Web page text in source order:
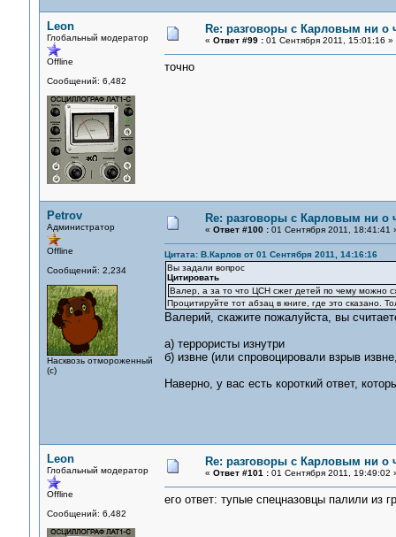
Leon
Глобальный модератор
Offline
Сообщений: 6,482
Re: разговоры с Карловым ни о
« Ответ #99 :01 Сентября 2011, 15:01:16 »
точно
Petrov
Администратор
Offline
Сообщений: 2,234
Насквозь отмороженный
(с)
Re: разговоры с Карловым ни о
« Ответ #100 :01 Сентября 2011, 18:41:41
Цитата: В.Карлов от 01 Сентября 2011, 14:16:16
Вы задали вопрос
Цитировать
Валер, а за то что ЦСН сжег детей по чему можно
Процитируйте тот абзац в книге, где это сказано.
Валерий, скажите пожалуйста, вы
а) террористы изнутри
б) извне (или спровоцировали взрыв
Наверно, у вас есть короткий ответ,
Leon
Глобальный модератор
Offline
Сообщений: 6,482
Re: разговоры с Карловым ни о
« Ответ #101 :01 Сентября 2011, 19:49:02
его ответ: тупые спецназовцы палили из